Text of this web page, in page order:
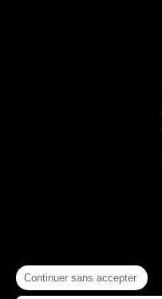
Continuer sans accepter